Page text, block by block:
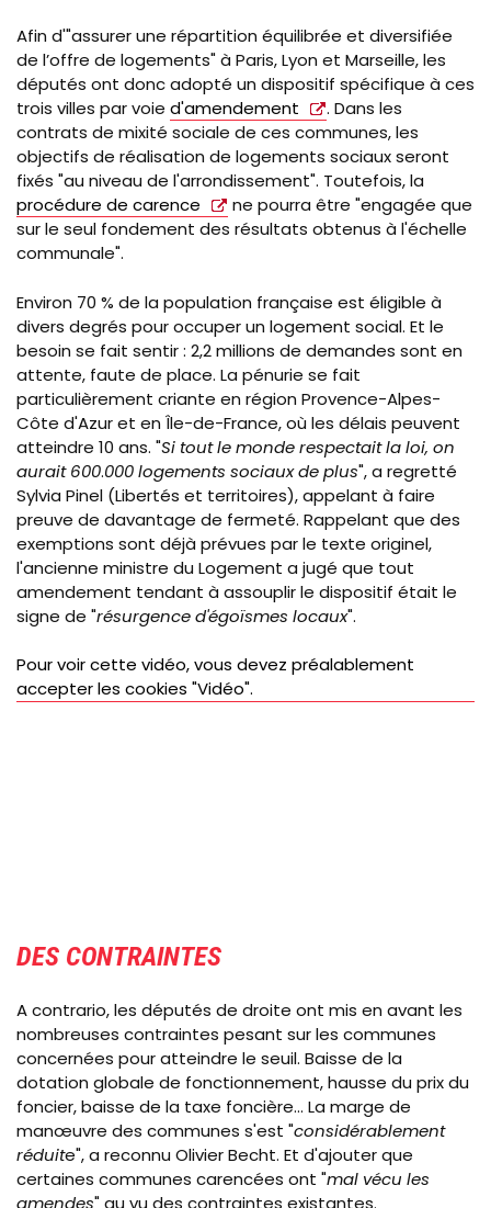
Afin d'"assurer une répartition équilibrée et diversifiée
de l’offre de logements" à Paris, Lyon et Marseille, les
députés ont donc adopté un dispositif spécifique à ces
trois villes par voie d'amendement
. Dans les
contrats de mixité sociale de ces communes, les
objectifs de réalisation de logements sociaux seront
fixés "au niveau de l'arrondissement". Toutefois, la
procédure de carence
ne pourra être "engagée que
sur le seul fondement des résultats obtenus à l'échelle
communale".
Environ 70 % de la population française est éligible à
divers degrés pour occuper un logement social. Et le
besoin se fait sentir : 2,2 millions de demandes sont en
attente, faute de place. La pénurie se fait
particulièrement criante en région Provence-Alpes-
Côte d'Azur et en Île-de-France, où les délais peuvent
atteindre 10 ans. "Si tout le monde respectait la loi, on
aurait 600.000 logements sociaux de plus", a regretté
Sylvia Pinel (Libertés et territoires), appelant à faire
preuve de davantage de fermeté. Rappelant que des
exemptions sont déjà prévues par le texte originel,
l'ancienne ministre du Logement a jugé que tout
amendement tendant à assouplir le dispositif était le
signe de "résurgence d'égoïsmes locaux".
Pour voir cette vidéo, vous devez préalablement
accepter les cookies "Vidéo".
DES CONTRAINTES
A contrario, les députés de droite ont mis en avant les
nombreuses contraintes pesant sur les communes
concernées pour atteindre le seuil. Baisse de la
dotation globale de fonctionnement, hausse du prix du
foncier, baisse de la taxe foncière... La marge de
manœuvre des communes s'est "considérablement
réduite", a reconnu Olivier Becht. Et d'ajouter que
certaines communes carencées ont "mal vécu les
amendes" au vu des contraintes existantes.